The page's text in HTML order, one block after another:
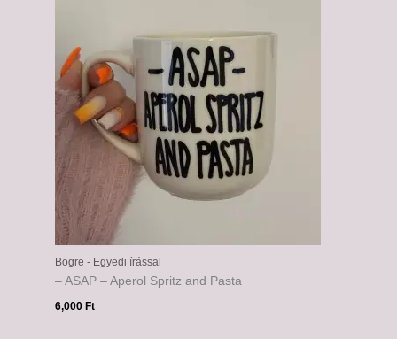
Bögre - Egyedi írással
– ASAP – Aperol Spritz and Pasta
6,000 Ft